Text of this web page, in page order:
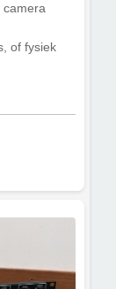
of fysiek